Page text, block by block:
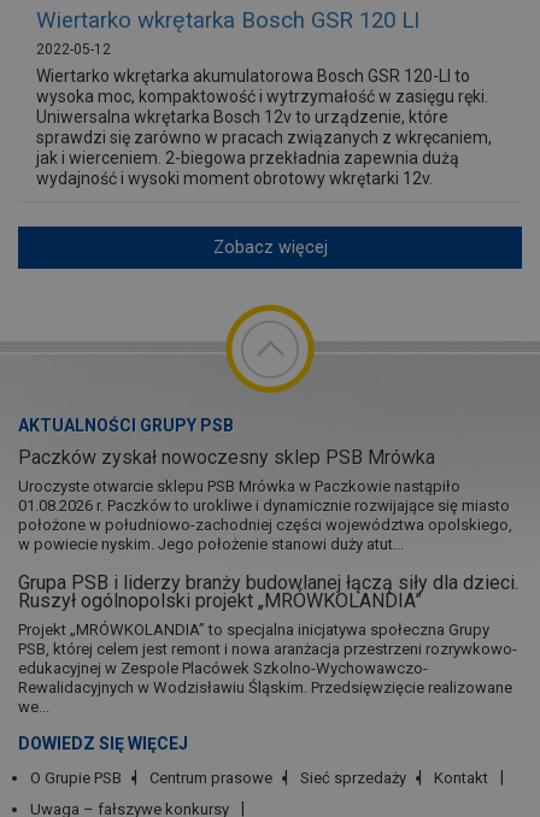
Wiertarko wkrętarka Bosch GSR 120 LI
2022-05-12
Wiertarko wkrętarka akumulatorowa Bosch GSR 120-LI to
wysoka moc, kompaktowość i wytrzymałość w zasięgu ręki.
Uniwersalna wkrętarka Bosch 12v to urządzenie, które
sprawdzi się zarówno w pracach związanych z wkręcaniem,
jak i wierceniem. 2-biegowa przekładnia zapewnia dużą
wydajność i wysoki moment obrotowy wkrętarki 12v.
Zobacz więcej
AKTUALNOŚCI GRUPY PSB
Paczków zyskał nowoczesny sklep PSB Mrówka
Uroczyste otwarcie sklepu PSB Mrówka w Paczkowie nastąpiło
01.08.2026 r. Paczków to urokliwe i dynamicznie rozwijające się miasto
położone w południowo-zachodniej części województwa opolskiego,
w powiecie nyskim. Jego położenie stanowi duży atut...
Grupa PSB i liderzy branży budowlanej łączą siły dla dzieci.
Ruszył ogólnopolski projekt „MRÓWKOLANDIA”
Projekt „MRÓWKOLANDIA” to specjalna inicjatywa społeczna Grupy
PSB, której celem jest remont i nowa aranżacja przestrzeni rozrywkowo-
edukacyjnej w Zespole Placówek Szkolno-Wychowawczo-
Rewalidacyjnych w Wodzisławiu Śląskim. Przedsięwzięcie realizowane
we...
DOWIEDZ SIĘ WIĘCEJ
O Grupie PSB Centrum prasowe Sieć sprzedaży
Kontakt
Uwaga – fałszywe konkursy